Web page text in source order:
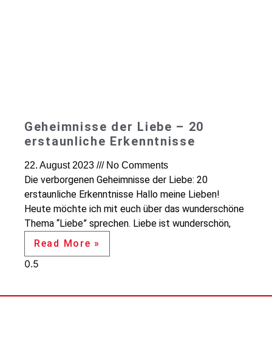
Geheimnisse der Liebe – 20
erstaunliche Erkenntnisse
22. August 2023 No Comments
Die verborgenen Geheimnisse der Liebe: 20
erstaunliche Erkenntnisse Hallo meine Lieben!
Heute möchte ich mit euch über das wunderschöne
Thema “Liebe” sprechen. Liebe ist wunderschön,
Read More »